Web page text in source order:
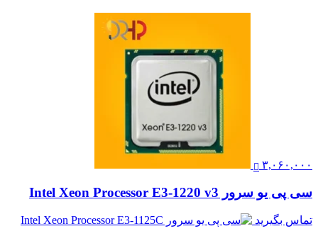
۳,۰۶۰,۰۰۰
سی پی یو سرور Intel Xeon Processor E3-1220 v3
تماس بگیرید